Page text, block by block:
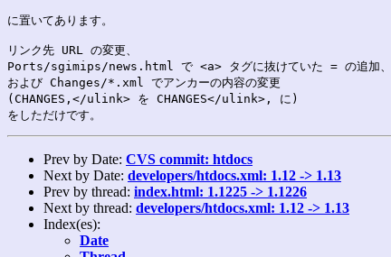
に置いてあります。
リンク先 URL の変更、
Ports/sgimips/news.html で <a> タグに抜けていた = の追加、
および Changes/*.xml でアンカーの内容の変更
(CHANGES,</ulink> を CHANGES</ulink>, に)
Prev by Date: CVS commit: htdocs
Next by Date: developers/htdocs.xml: 1.12 -> 1.13
Prev by thread: index.html: 1.1225 -> 1.1226
Next by thread: developers/htdocs.xml: 1.12 -> 1.13
Index(es):
Date